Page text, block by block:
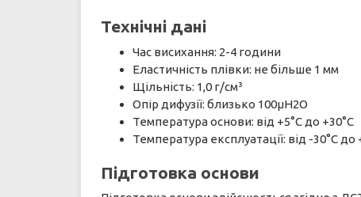
Технічні дані
Час висихання: 2-4 години
Еластичність плівки: не більше 1 мм
Щільність: 1,0 г/см³
Опір дифузії: близько 100µН2О
Температура основи: від +5°С до +30°С
Температура експлуатації: від -30°С до
Підготовка основи